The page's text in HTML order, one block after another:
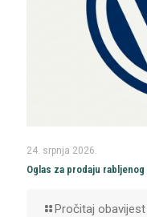
24. srpnja 2026.
Oglas za prodaju rabljenog
Pročitaj obavijest